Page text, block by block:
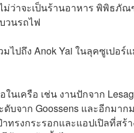
ม่ว่าจะเป็นร้านอาหาร พิพิธภั
วนรถไฟ
ไปถึง Anok Yai ในลุคซูเปอร์
นเครือ เช่น งานปักจาก
ดับจาก Goossens และอีกมาก
ทรงกระรอกและแอปเปิลที่สร้า